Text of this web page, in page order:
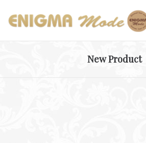
New Product